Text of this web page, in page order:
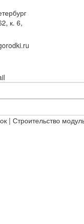
к. 6,
| Строительство